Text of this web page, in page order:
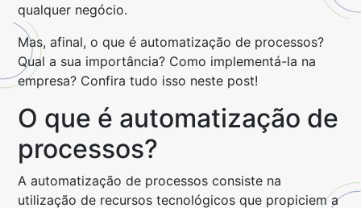
qualquer negócio.
Mas, afinal, o que é automatização de processos?
Qual a sua importância? Como implementá-la na
empresa? Confira tudo isso neste post!
O que é automatização de
processos?
A automatização de processos consiste na
utilização de recursos tecnológicos que propiciem a